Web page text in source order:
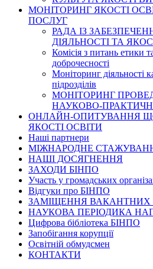
МОНІТОРИНГ ЯКОСТІ
ПОСЛУГ
РАДА ІЗ
ДІЯЛЬНОСТІ ТА
Комісія з питань етики
доброчесності
Моніторинг діяльності
підрозділів
МОНІТОРИНГ
НАУКОВО-
ОНЛАЙН-ОПИТУВАННЯ
ЯКОСТІ ОСВІТИ
Наші партнери
МІЖНАРОДНЕ
НАШІ ДОСЯГНЕННЯ
ЗАХОДИ БІНПО
Участь у громадських
Відгуки про БІНПО
ЗАМІЩЕННЯ ВАКАНТНИХ
НАУКОВА ПЕРІОДИКА
Цифрова бібліотека БІНПО
Запобігання корупції
Освітній обмудсмен
КОНТАКТИ